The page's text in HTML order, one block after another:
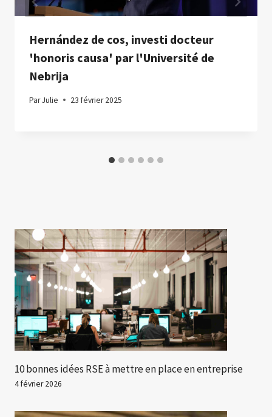
Hernández de cos, investi docteur
'honoris causa' par l'Université de
Nebrija
ParJulie 23 février 2025
10 bonnes idées RSE à mettre en place en entreprise
4 février 2026